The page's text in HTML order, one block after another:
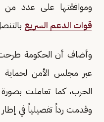
وموافقتها على عدد من
قوات الدعم السريع
عبر مجلس الأمن لحماية
الحرب، كما تعاملت بصورة
وقدمت رداً تفصيلياً في